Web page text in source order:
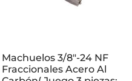
Machuelos 3/8″-24 NF
Fraccionales Acero Al